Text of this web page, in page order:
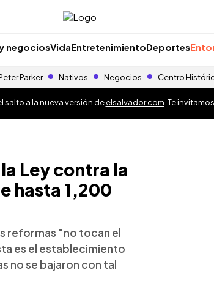
negociosVidaEntretenimientoDeportes
Parker Nativos Negocios Centro
salto a la nueva versión deelsalvador.com . Te
Ley contra la
hasta 1,200
reformas "no tocan el
es el establecimiento
no se bajaron con tal